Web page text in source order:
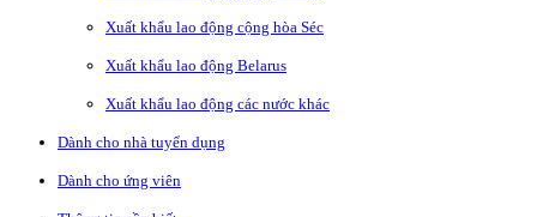
Xuất khẩu lao động cộng hòa Séc
Xuất khẩu lao động Belarus
Xuất khẩu lao động các nước khác
Dành cho nhà tuyển dụng
Dành cho ứng viên